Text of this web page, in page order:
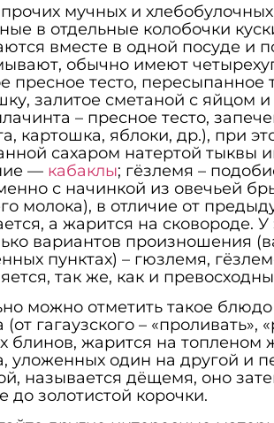
мучных и
в отдельные колобочки
вместе в одной посуде и
обычно имеют
пресное тесто, пересыпанное
залитое сметаной с яйцом
– пресное тесто,
картошка, яблоки, др.), при
сахаром натертой тыквы
— кабаклы; гёзлемя –
с начинкой из овечьей
молока), в отличие от
а жарится на сковороде. У
вариантов произношения
пунктах) – гюзлемя,
так же, как и
можно отметить такое блюдо
(от гагаузского – «проливать»,
блинов, жарится на
уложенных один на другой и
называется дёщемя, оно
до золотистой корочки.